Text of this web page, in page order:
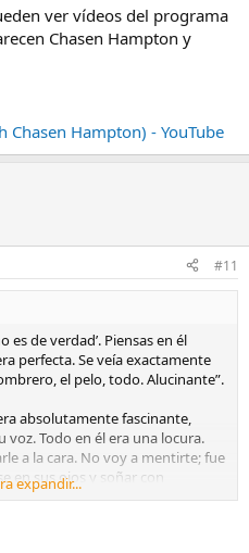
ver vídeos del programa
Chasen Hampton y
Chasen Hampton) - YouTube
#11
es de verdad’. Piensas en él
perfecta. Se veía exactamente
el pelo, todo. Alucinante”.
absolutamente fascinante,
voz. Todo en él era una locura.
a la cara. No voy a mentirte; fue
en sus ojos y soñar con
expandir...